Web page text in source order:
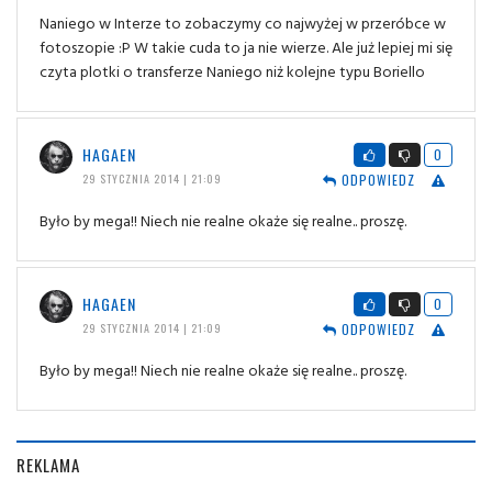
Naniego w Interze to zobaczymy co najwyżej w przeróbce w
fotoszopie :P W takie cuda to ja nie wierze. Ale już lepiej mi się
czyta plotki o transferze Naniego niż kolejne typu Boriello
HAGAEN
29 STYCZNIA 2014 | 21:09
0
ODPOWIEDZ
Było by mega!! Niech nie realne okaże się realne.. proszę.
HAGAEN
29 STYCZNIA 2014 | 21:09
0
ODPOWIEDZ
Było by mega!! Niech nie realne okaże się realne.. proszę.
REKLAMA